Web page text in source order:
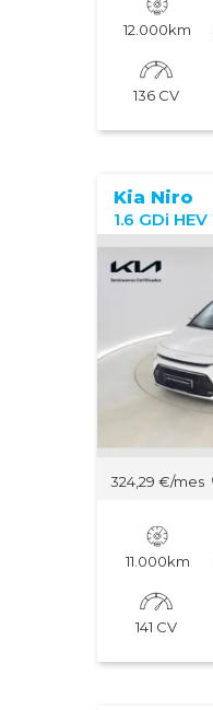
12.000km
136 CV
Kia Niro
324,29 €/mes
11.000km
141 CV